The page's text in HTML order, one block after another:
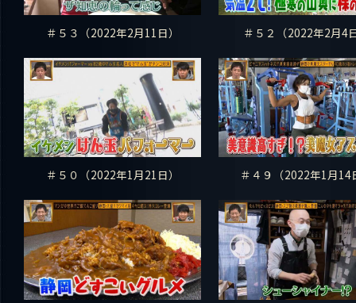
＃５３（2022年2月11日） ＃５２（2022年2月4
＃５０（2022年1月21日） ＃４９（2022年1月14